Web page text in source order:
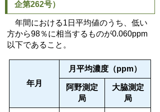
企第262号）
年間における1日平均値のうち、低い
方から98％に相当するものが0.060ppm
以下であること。
年月
月平均濃度（ppm）
阿野測定
局
大脇測定
局